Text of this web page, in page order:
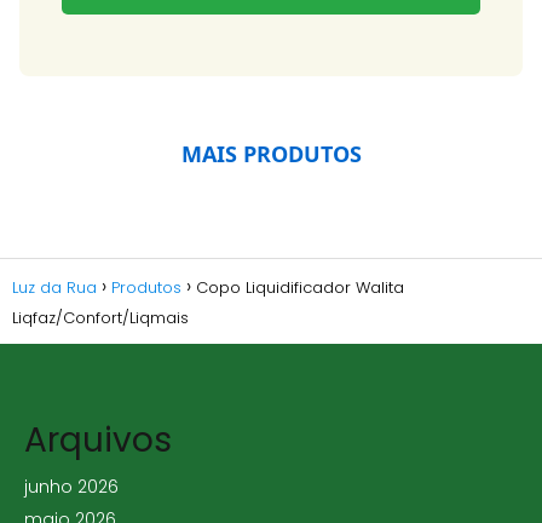
MAIS PRODUTOS
Luz da Rua Produtos
Copo Liquidificador Walita
Liqfaz/Confort/Liqmais
Arquivos
junho 2026